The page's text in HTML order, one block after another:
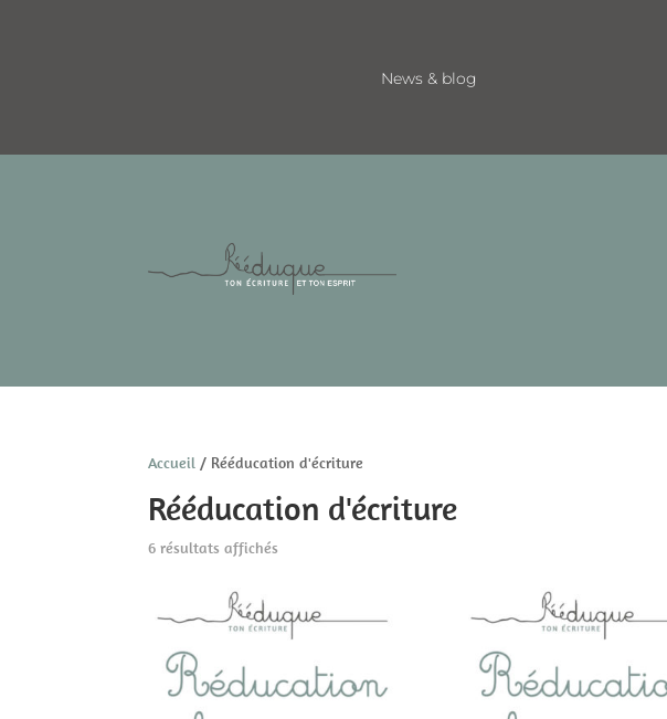
News & blog
Accueil / Rééducation d'écriture
Rééducation d'écriture
6 résultats affichés